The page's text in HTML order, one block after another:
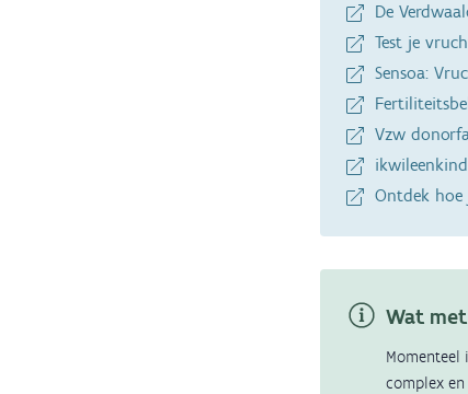
De
Test je
Sensoa:
Vzw
Ontdek hoe
Wat
Momenteel
complex